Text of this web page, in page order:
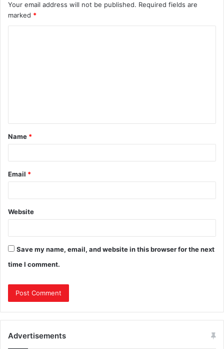
Your email address will not be published. Required fields are
marked *
Name *
Email *
Website
Save my name, email, and website in this browser for the next
time I comment.
Advertisements